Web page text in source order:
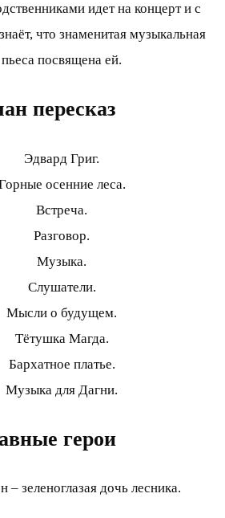
идет на концерт и с
что знаменитая музыкальная
пьеса посвящена ей.
пересказ
Эдвард Григ.
осенние леса.
Встреча.
Разговор.
Музыка.
Слушатели.
Мысли о будущем.
Тётушка Магда.
Бархатное платье.
Музыка для Дагни.
герои
– зеленоглазая дочь лесника.